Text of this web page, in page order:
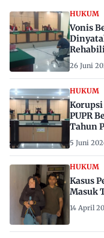
HUKUM
Vonis
26 Juni
HUKUM
Korupsi
PUPR
Tahun
5 Juni
HUKUM
Kasus
Masuk
14 April